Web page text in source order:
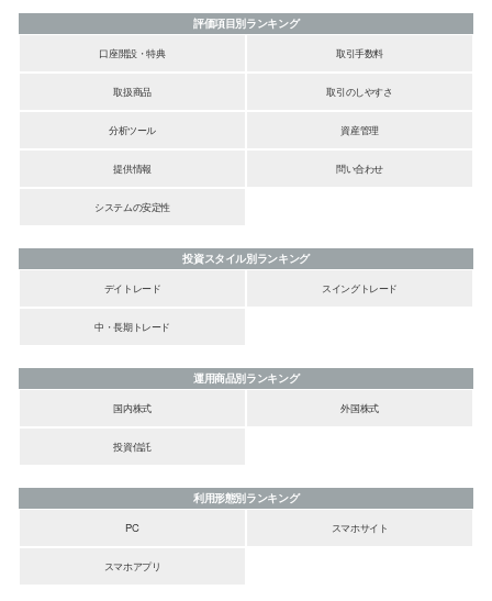
評価項目別ランキング
口座開設・特典
取引手数料
取扱商品 取引のしやすさ
分析ツール 資産管理
提供情報 問い合わせ
システムの安定性
投資スタイル別ランキング
デイトレード
スイングトレード
中・長期トレード
運用商品別ランキング
国内株式
外国株式
投資信託
利用形態別ランキング
PC
スマホサイト
スマホアプリ